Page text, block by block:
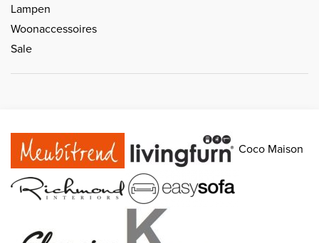
Lampen
Woonaccessoires
Sale
Coco Maison